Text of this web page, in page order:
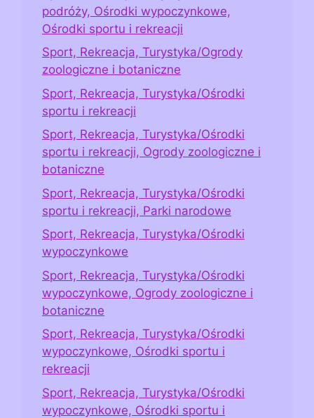
podróży, Ośrodki wypoczynkowe,
Ośrodki sportu i rekreacji
Sport, Rekreacja, Turystyka/Ogrody
zoologiczne i botaniczne
Sport, Rekreacja, Turystyka/Ośrodki
sportu i rekreacji
Sport, Rekreacja, Turystyka/Ośrodki
sportu i rekreacji, Ogrody zoologiczne i
botaniczne
Sport, Rekreacja, Turystyka/Ośrodki
sportu i rekreacji, Parki narodowe
Sport, Rekreacja, Turystyka/Ośrodki
wypoczynkowe
Sport, Rekreacja, Turystyka/Ośrodki
wypoczynkowe, Ogrody zoologiczne i
botaniczne
Sport, Rekreacja, Turystyka/Ośrodki
wypoczynkowe, Ośrodki sportu i
rekreacji
Sport, Rekreacja, Turystyka/Ośrodki
wypoczynkowe, Ośrodki sportu i